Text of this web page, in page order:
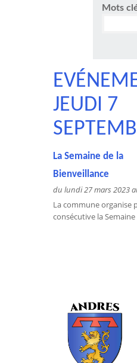
JEUDI 7
La Semaine de la
Bienveillance
du lundi 27 mars 2023
La commune organise
consécutive la